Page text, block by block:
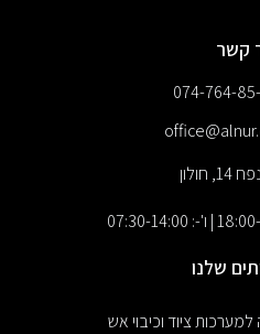
קשר
074-764-
חולון
שלנו
ציוד וכיבוי אש